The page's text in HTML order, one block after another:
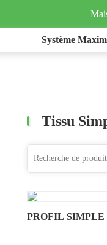
Système
Tissu
PROFIL SIMPLE